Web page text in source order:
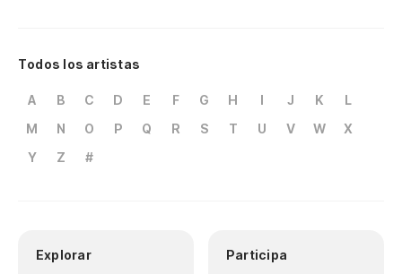
Todos los artistas
A B C D E F G H I J K
L
M
N O P Q R S T U V W
X
Y
Z #
Explorar Participa